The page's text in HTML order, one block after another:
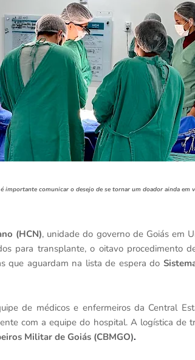
importante comunicar o desejo de se tornar um doador ainda
(HCN), unidade do governo de Goiás em
para transplante, o oitavo procedimento
que aguardam na lista de espera do
de médicos e enfermeiros da Central
com a equipe do hospital. A logística de
Militar de Goiás (CBMGO).